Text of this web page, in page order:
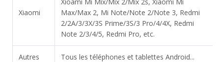
Xiaomi
Max/Max 2, Mi Note/Note 2/Note 3, Redmi
2/2A/3/3X/3S Prime/3S/3 Pro/4/4X, Redmi
Note 2/3/4/5, Redmi Pro, etc.
Autres Tous les téléphones et tablettes Android...